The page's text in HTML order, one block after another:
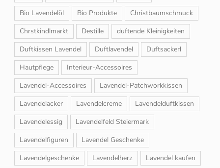
Bio Lavendelöl
Bio Produkte
Christbaumschmuck
Chrstkindlmarkt
Destille
duftende Kleinigkeiten
Duftkissen Lavendel
Duftlavendel
Duftsackerl
Hautpflege
Interieur-Accessoires
Lavendel-Accessoires
Lavendel-Patchworkkissen
Lavendelacker
Lavendelcreme
Lavendelduftkissen
Lavendelessig
Lavendelfeld Steiermark
Lavendelfiguren
Lavendel Geschenke
Lavendelgeschenke
Lavendelherz
Lavendel kaufen